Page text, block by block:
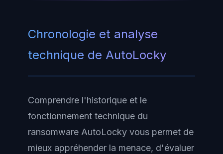
Chronologie et analyse
technique de AutoLocky
Comprendre l'historique et le
fonctionnement technique du
ransomware AutoLocky vous permet de
mieux appréhender la menace, d'évaluer